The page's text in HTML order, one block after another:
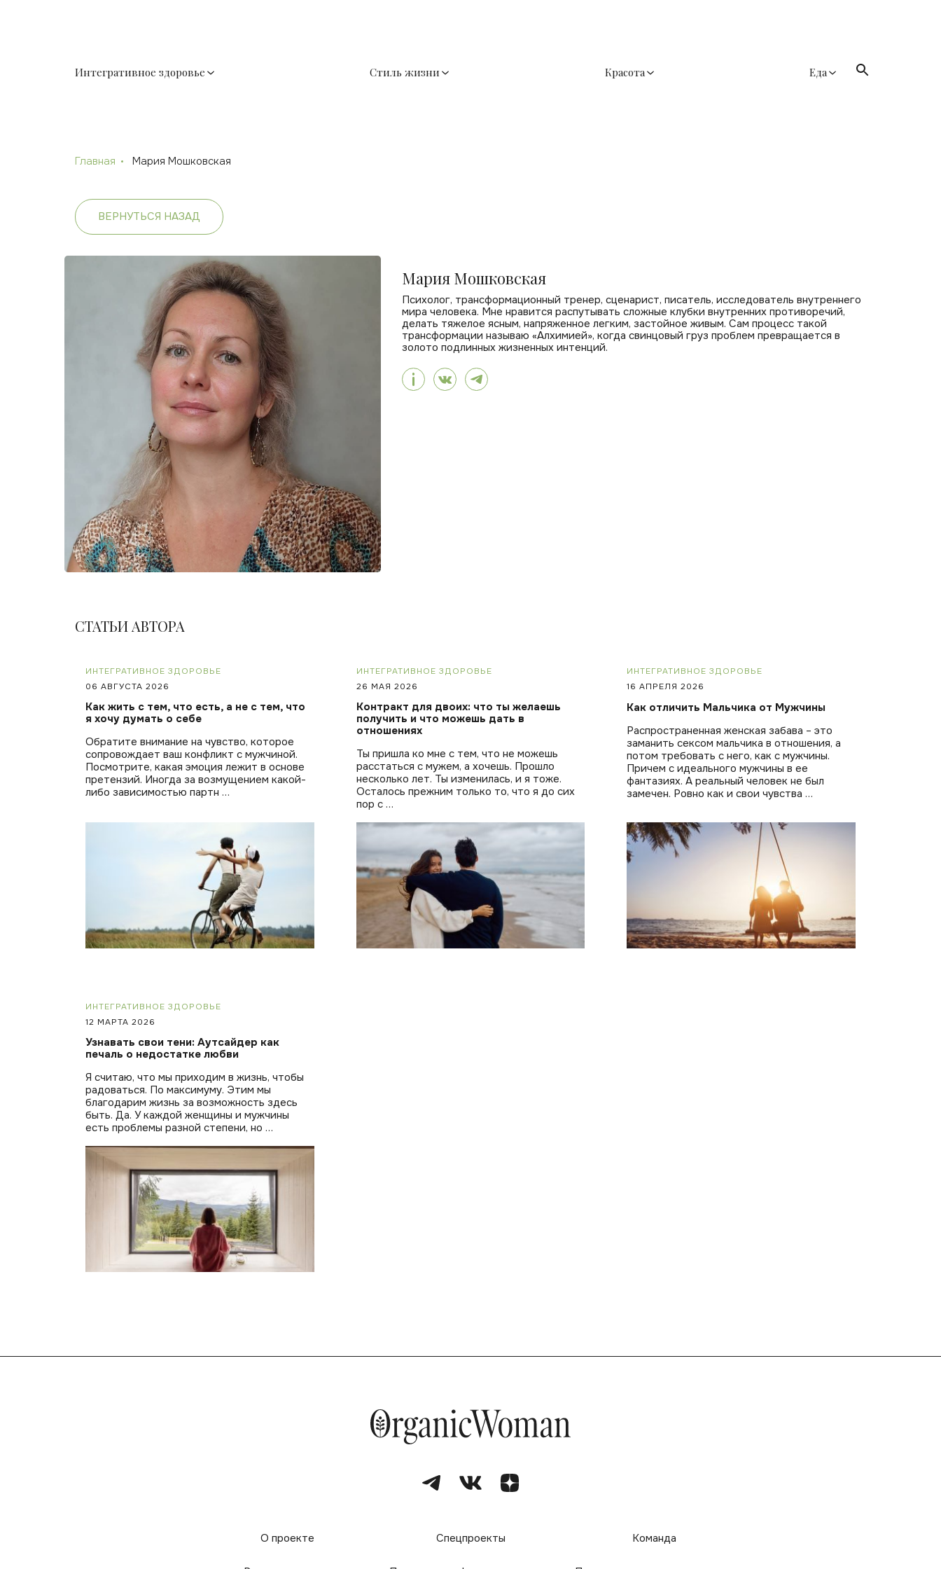
Интегративное здоровье Стиль жизни Красота Еда
Главная Мария Мошковская
ВЕРНУТЬСЯ НАЗАД
Мария Мошковская
Психолог, трансформационный тренер, сценарист, писатель, исследователь внутреннего
мира человека. Мне нравится распутывать сложные клубки внутренних противоречий,
делать тяжелое ясным, напряженное легким, застойное живым. Сам процесс такой
трансформации называю «Алхимией», когда свинцовый груз проблем превращается в
золото подлинных жизненных интенций.
СТАТЬИ АВТОРА
ИНТЕГРАТИВНОЕ ЗДОРОВЬЕ
06 АВГУСТА 2026
Как жить с тем, что есть, а не с тем, что
я хочу думать о себе
Обратите внимание на чувство, которое
сопровождает ваш конфликт с мужчиной.
Посмотрите, какая эмоция лежит в основе
претензий. Иногда за возмущением какой-
либо зависимостью партн …
ИНТЕГРАТИВНОЕ ЗДОРОВЬЕ
26 МАЯ 2026
Контракт для двоих: что ты желаешь
получить и что можешь дать в
отношениях
Ты пришла ко мне с тем, что не можешь
расстаться с мужем, а хочешь. Прошло
несколько лет. Ты изменилась, и я тоже.
Осталось прежним только то, что я до сих
пор с …
ИНТЕГРАТИВНОЕ ЗДОРОВЬЕ
16 АПРЕЛЯ 2026
Как отличить Мальчика от Мужчины
Распространенная женская забава – это
заманить сексом мальчика в отношения, а
потом требовать с него, как с мужчины.
Причем с идеального мужчины в ее
фантазиях. А реальный человек не был
замечен. Ровно как и свои чувства …
ИНТЕГРАТИВНОЕ ЗДОРОВЬЕ
12 МАРТА 2026
Узнавать свои тени: Аутсайдер как
печаль о недостатке любви
Я считаю, что мы приходим в жизнь, чтобы
радоваться. По максимуму. Этим мы
благодарим жизнь за возможность здесь
быть. Да. У каждой женщины и мужчины
есть проблемы разной степени, но …
О проекте Спецпроекты Команда